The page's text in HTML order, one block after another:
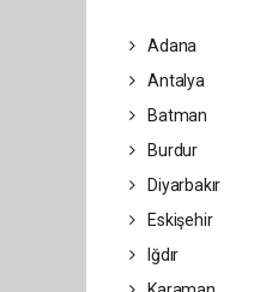
Adana
Antalya
Batman
Burdur
Diyarbakır
Eskişehir
Iğdır